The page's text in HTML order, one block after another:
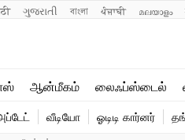
ગુજરાતી বাংলা ਪੰਜਾਬੀ മലയാളം
ஆன்மீகம் லைஃப்ஸ்டைல்
வைரல்
வீடியோ ஓடிடி கார்னர்